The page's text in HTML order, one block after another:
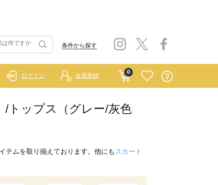
条件から探す
0
ログイン 会員登録
/トップス（グレー/灰色
テムを取り揃えております。他にも スカート